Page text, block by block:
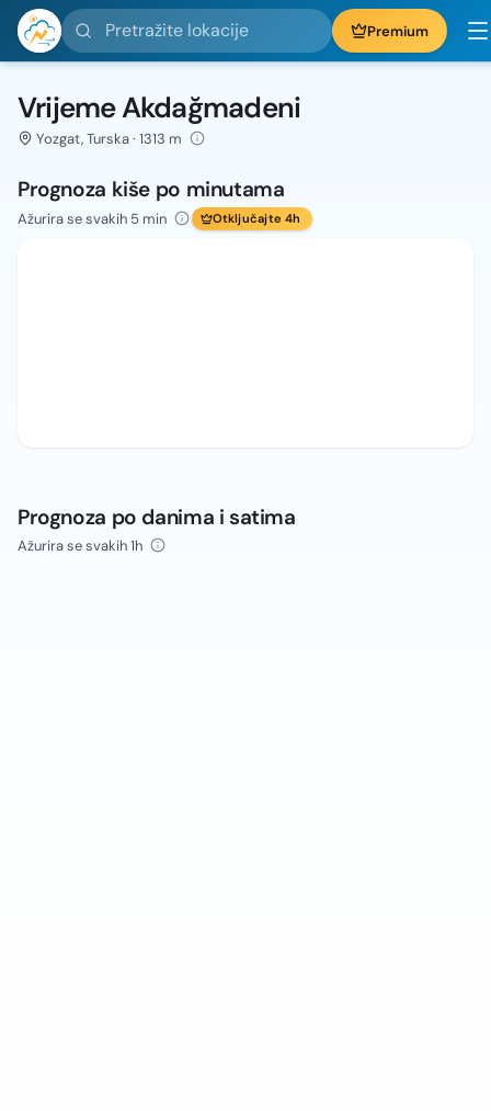
Pretražite lokacije Premium
Vrijeme Akdağmadeni
Yozgat, Turska · 1313 m
Prognoza kiše po minutama
Ažurira se svakih 5 min Otključajte 4h
Prognoza po danima i satima
Ažurira se svakih 1h